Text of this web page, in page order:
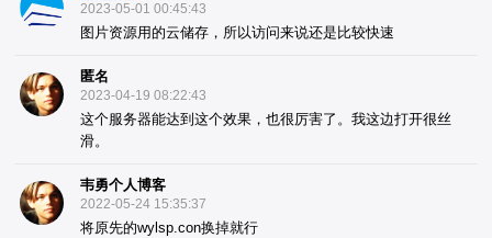
2023-05-01 00:45:43
图片资源用的云储存，所以访问来说还是比较快速
匿名
2023-04-19 08:22:43
这个服务器能达到这个效果，也很厉害了。我这边打开很丝
滑。
韦勇个人博客
2022-05-24 15:35:37
将原先的wylsp.con换掉就行